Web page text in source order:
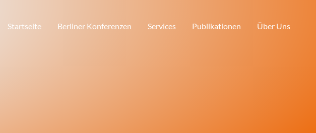
Startseite Berliner Konferenzen Services Publikationen Über Uns